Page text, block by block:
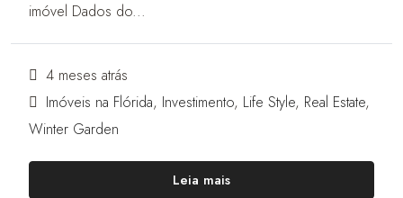
imóvel Dados do...
4 meses atrás
Imóveis na Flórida, Investimento, Life Style, Real Estate,
Winter Garden
Leia mais